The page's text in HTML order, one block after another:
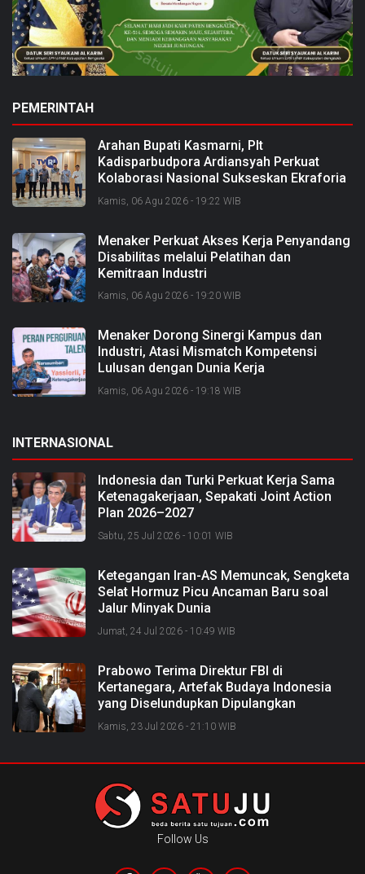
PEMERINTAH
Arahan Bupati Kasmarni, Plt
Kadisparbudpora Ardiansyah Perkuat
Kolaborasi Nasional Sukseskan Ekraforia
2026 dan Bangun Bengkalis sebagai
Kabupaten Kreatif
Kamis, 06 Agu 2026 - 19:22 WIB
Menaker Perkuat Akses Kerja Penyandang
Disabilitas melalui Pelatihan dan
Kemitraan Industri
Kamis, 06 Agu 2026 - 19:20 WIB
Menaker Dorong Sinergi Kampus dan
Industri, Atasi Mismatch Kompetensi
Lulusan dengan Dunia Kerja
Kamis, 06 Agu 2026 - 19:18 WIB
INTERNASIONAL
Indonesia dan Turki Perkuat Kerja Sama
Ketenagakerjaan, Sepakati Joint Action
Plan 2026–2027
Sabtu, 25 Jul 2026 - 10:01 WIB
Ketegangan Iran-AS Memuncak, Sengketa
Selat Hormuz Picu Ancaman Baru soal
Jalur Minyak Dunia
Jumat, 24 Jul 2026 - 10:49 WIB
Prabowo Terima Direktur FBI di
Kertanegara, Artefak Budaya Indonesia
yang Diselundupkan Dipulangkan
Kamis, 23 Jul 2026 - 21:10 WIB
Follow Us